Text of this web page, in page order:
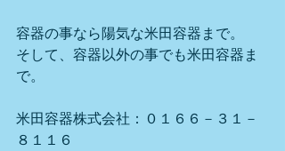
容器の事なら陽気な米田容器まで。
そして、容器以外の事でも米田容器ま
で。
米田容器株式会社：０１６６－３１－
８１１６